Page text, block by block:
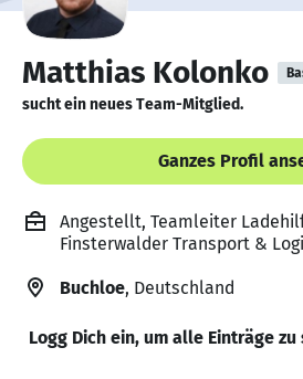
Matthias Kolonko
sucht ein neues Team-Mitglied.
Ganzes Profil
Angestellt, Teamleiter
Finsterwalder Transport &
Buchloe, Deutschland
Logg Dich ein, um alle Einträge zu